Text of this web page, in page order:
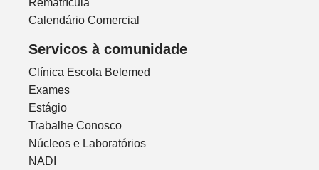
Rematrícula
Calendário Comercial
Servicos à comunidade
Clínica Escola Belemed
Exames
Estágio
Trabalhe Conosco
Núcleos e Laboratórios
NADI